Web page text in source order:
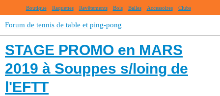
Boutique Raquettes Revêtements Bois Balles Accessoires Clubs
Forum de tennis de table et ping-pong
STAGE PROMO en MARS
2019 à Souppes s/loing de
l'EFTT